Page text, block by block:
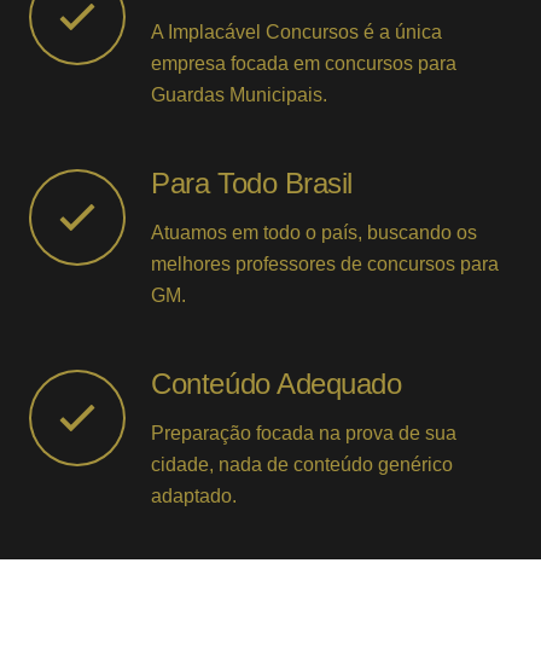
A Implacável Concursos é a única
empresa focada em concursos para
Guardas Municipais.
Para Todo Brasil
Atuamos em todo o país, buscando os
melhores professores de concursos para
GM.
Conteúdo Adequado
Preparação focada na prova de sua
cidade, nada de conteúdo genérico
adaptado.